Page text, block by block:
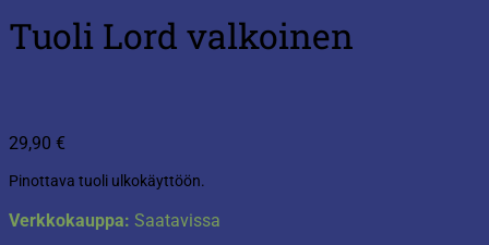
Tuoli Lord valkoinen
29,90 €
Pinottava tuoli ulkokäyttöön.
Verkkokauppa: Saatavissa